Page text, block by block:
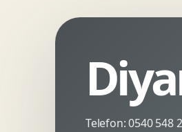
Urun Tanitim Animasyonu
Telefon:0540 548